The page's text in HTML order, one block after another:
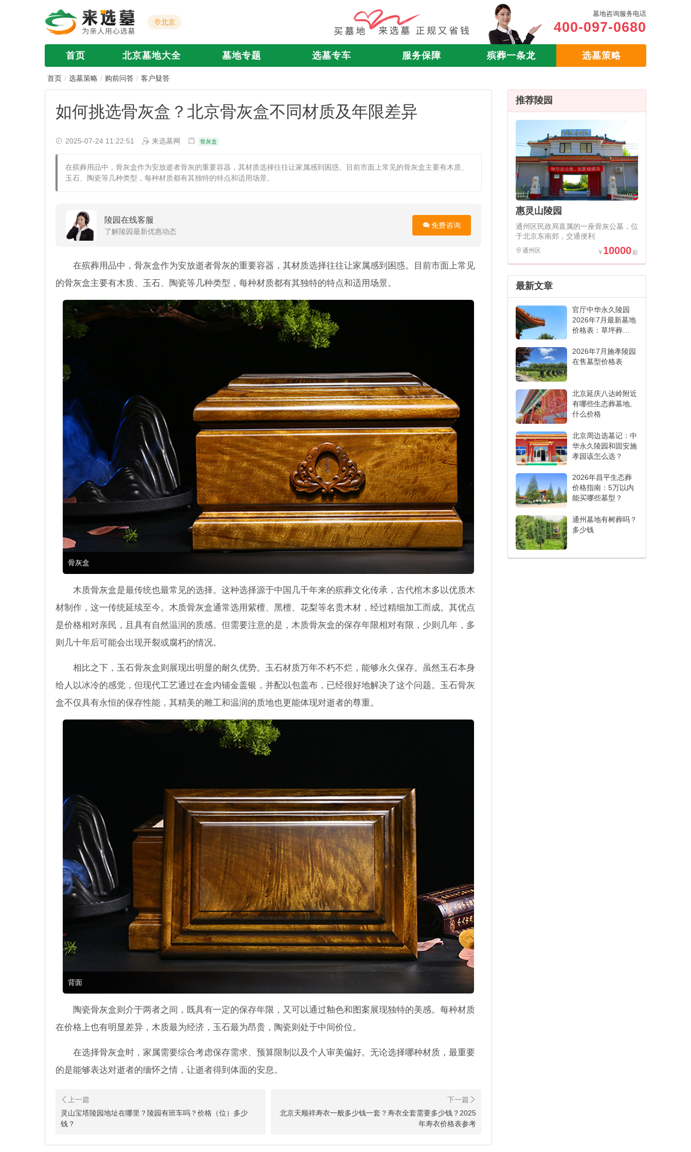
北京
墓地咨询服务电话
400-097-0680
首页 北京墓地大全 墓地专题 选墓专车 服务保障 殡葬一条龙 选墓策略
首页 选墓策略 购前问答 客户疑答
如何挑选骨灰盒？北京骨灰盒不同材质及年限差异
2025-07-24 11:22:51 来选墓网 骨灰盒
​在殡葬用品中，骨灰盒作为安放逝者骨灰的重要容器，其材质选择往往让家属感到困惑。目前市面上常见的骨灰盒主要有木质、
玉石、陶瓷等几种类型，每种材质都有其独特的特点和适用场景。
陵园在线客服
了解陵园最新优惠动态
免费咨询
在殡葬用品中，骨灰盒作为安放逝者骨灰的重要容器，其材质选择往往让家属感到困惑。目前市面上常见
的骨灰盒主要有木质、玉石、陶瓷等几种类型，每种材质都有其独特的特点和适用场景。
骨灰盒
木质骨灰盒是最传统也最常见的选择。这种选择源于中国几千年来的殡葬文化传承，古代棺木多以优质木
材制作，这一传统延续至今。木质骨灰盒通常选用紫檀、黑檀、花梨等名贵木材，经过精细加工而成。其优点
是价格相对亲民，且具有自然温润的质感。但需要注意的是，木质骨灰盒的保存年限相对有限，少则几年，多
则几十年后可能会出现开裂或腐朽的情况。
相比之下，玉石骨灰盒则展现出明显的耐久优势。玉石材质万年不朽不烂，能够永久保存。虽然玉石本身
给人以冰冷的感觉，但现代工艺通过在盒内铺金盖银，并配以包盖布，已经很好地解决了这个问题。玉石骨灰
盒不仅具有永恒的保存性能，其精美的雕工和温润的质地也更能体现对逝者的尊重。
背面
陶瓷骨灰盒则介于两者之间，既具有一定的保存年限，又可以通过釉色和图案展现独特的美感。每种材质
在价格上也有明显差异，木质最为经济，玉石最为昂贵，陶瓷则处于中间价位。
在选择骨灰盒时，家属需要综合考虑保存需求、预算限制以及个人审美偏好。无论选择哪种材质，最重要
的是能够表达对逝者的缅怀之情，让逝者得到体面的安息。
灵山宝塔陵园地址在哪里？陵园有班车吗？价格（位）多少
钱？
北京天顺祥寿衣一般多少钱一套？寿衣全套需要多少钱？2025
年寿衣价格表参考
推荐陵园
惠灵山陵园
通州区民政局直属的一座骨灰公墓，位
于北京东南郊，交通便利
通州区 10000
最新文章
官厅中华永久陵园
2026年7月最新墓地
价格表：草坪葬
表看懂
2026年7月施孝陵园
在售墓型价格表
北京延庆八达岭附近
有哪些生态葬墓地,
什么价格
北京周边选墓记：中
华永久陵园和固安施
孝园该怎么选？
2026年昌平生态葬
价格指南：5万以内
能买哪些墓型？
通州墓地有树葬吗？
多少钱